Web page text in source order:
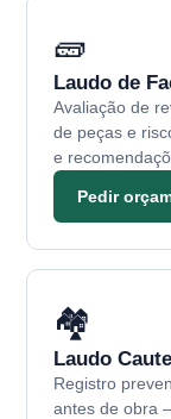
🧱
Laudo de
Avaliação de
de peças e
e
Pedir
🏘️
Laudo
Registro
antes de obra